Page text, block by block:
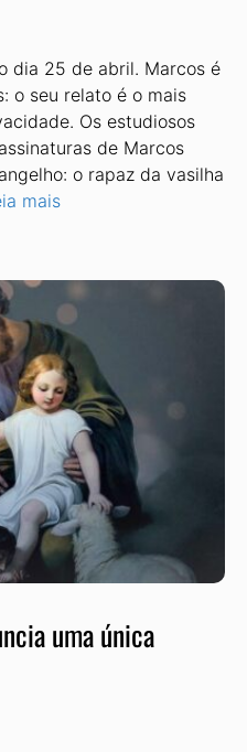
dia 25 de abril. Marcos é
o seu relato é o mais
Os estudiosos
de Marcos
o rapaz da vasilha
mais
uma única